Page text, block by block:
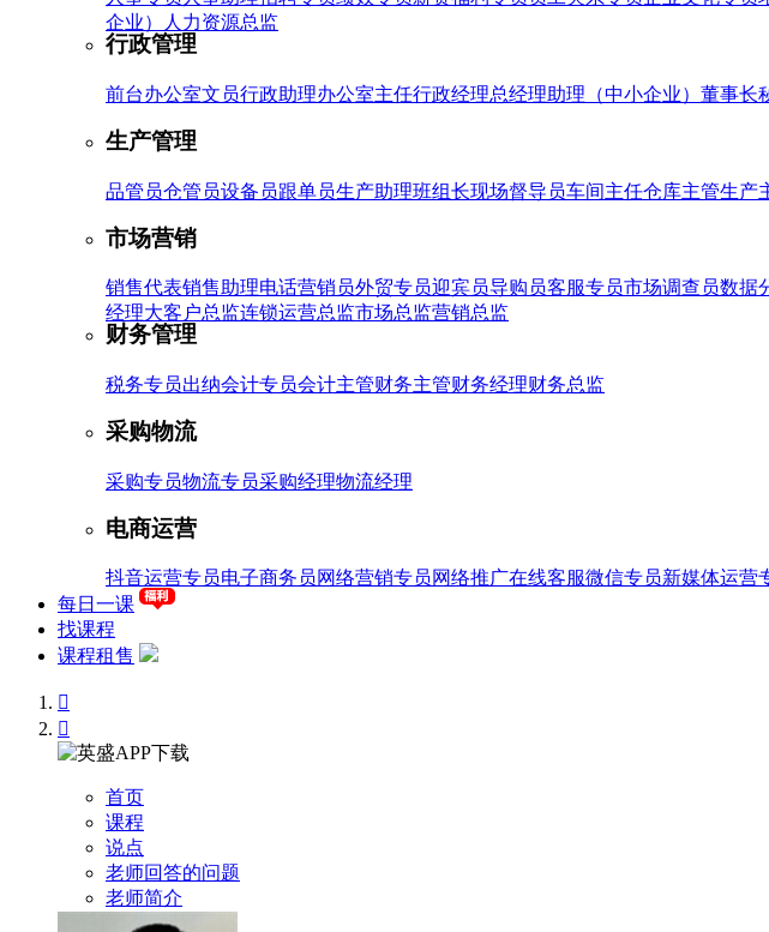
企业）
人力资源总监
行政管理
前台办公室文员行政助理办公室主任行政经理总经理助理（中小企业） 董事长
生产管理
品管员仓管员设备员跟单员生产助理班组长现场督导员车间主任仓库主管生产
市场营销
销售代表销售助理电话营销员外贸专员迎宾员导购员客服专员市场调查员数据
经理大客户总监连锁运营总监市场总监营销总监
财务管理
税务专员出纳会计专员会计主管财务主管财务经理财务总监
采购物流
采购专员物流专员采购经理物流经理
电商运营
抖音运营专员电子商务员网络营销专员网络推广在线客服微信专员新媒体运营
每日一课
找课程
课程租售


首页
课程
说点
老师回答的问题
老师简介